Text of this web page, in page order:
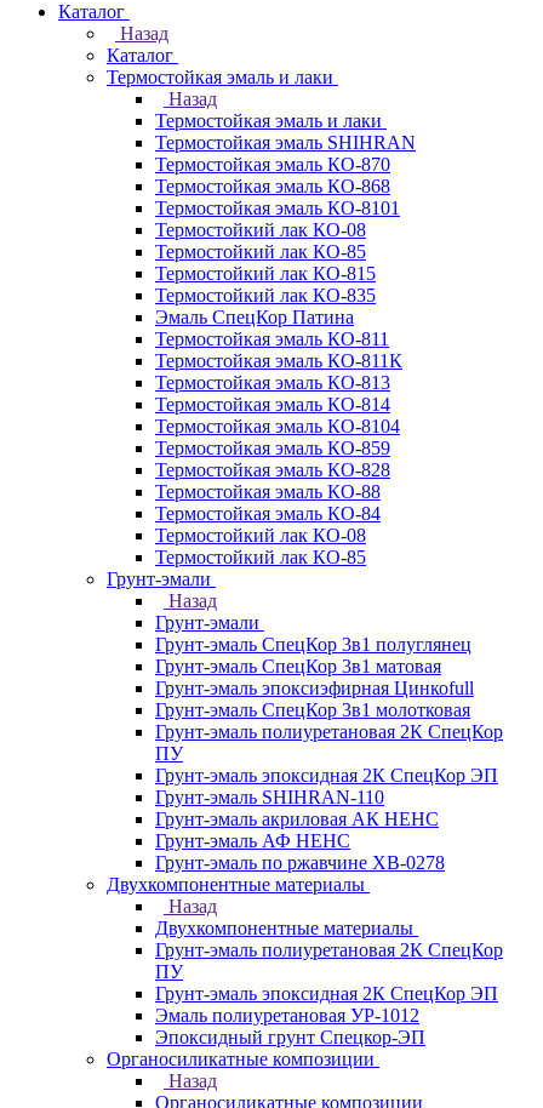
Каталог
Назад
Каталог
Термостойкая эмаль и лаки
Назад
Термостойкая эмаль и лаки
Термостойкая эмаль SHIHRAN
Термостойкая эмаль КО-870
Термостойкая эмаль КО-868
Термостойкая эмаль КО-8101
Термостойкий лак КО-08
Термостойкий лак КО-85
Термостойкий лак КО-815
Термостойкий лак КО-835
Эмаль СпецКор Патина
Термостойкая эмаль КО-811
Термостойкая эмаль КО-811К
Термостойкая эмаль КО-813
Термостойкая эмаль КО-814
Термостойкая эмаль КО-8104
Термостойкая эмаль КО-859
Термостойкая эмаль КО-828
Термостойкая эмаль КО-88
Термостойкая эмаль КО-84
Термостойкий лак КО-08
Термостойкий лак КО-85
Грунт-эмали
Назад
Грунт-эмали
Грунт-эмаль СпецКор 3в1 полуглянец
Грунт-эмаль СпецКор 3в1 матовая
Грунт-эмаль эпоксиэфирная Цинкоfull
Грунт-эмаль СпецКор 3в1 молотковая
Грунт-эмаль полиуретановая 2К СпецКор
ПУ
Грунт-эмаль эпоксидная 2К СпецКор ЭП
Грунт-эмаль SHIHRAN-110
Грунт-эмаль акриловая АК НЕНС
Грунт-эмаль АФ НЕНС
Грунт-эмаль по ржавчине ХВ-0278
Двухкомпонентные материалы
Назад
Двухкомпонентные материалы
Грунт-эмаль полиуретановая 2К СпецКор
ПУ
Грунт-эмаль эпоксидная 2К СпецКор ЭП
Эмаль полиуретановая УР-1012
Эпоксидный грунт Спецкор-ЭП
Органосиликатные композиции
Назад
Органосиликатные композиции